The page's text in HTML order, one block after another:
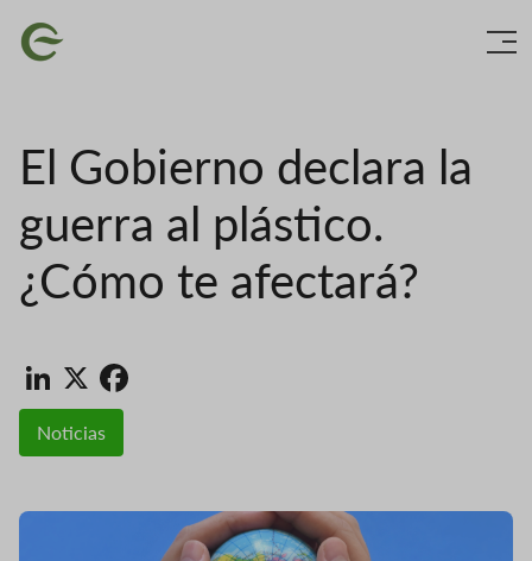
Imaxe
El Gobierno declara la
guerra al plástico.
¿Cómo te afectará?
LinkedIn
X
Noticias